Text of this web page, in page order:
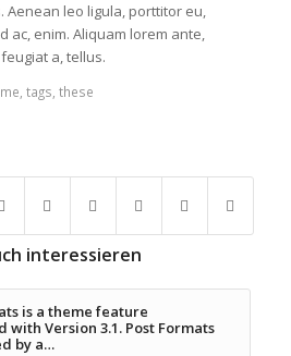
leo ligula, porttitor eu,
ac, enim. Aliquam lorem ante,
a, tellus.
, tags, these
interessieren
is a theme feature
with Version 3.1. Post Formats
by a…